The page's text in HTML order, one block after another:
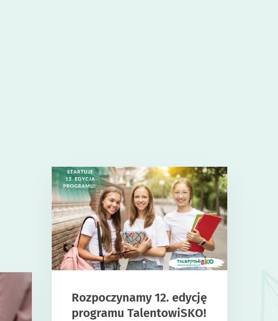
Rozpoczynamy 12. edycję
programu TalentowiSKO!